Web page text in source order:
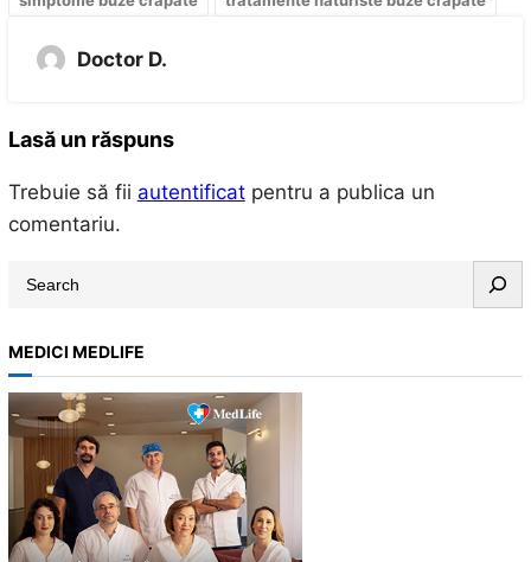
Doctor D.
Lasă un răspuns
Trebuie să fii autentificatpentru a publica un
comentariu.
a
r
c
h
MEDICI MEDLIFE